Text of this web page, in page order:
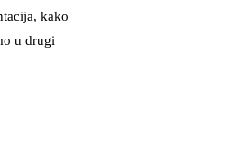
kako
u drugi